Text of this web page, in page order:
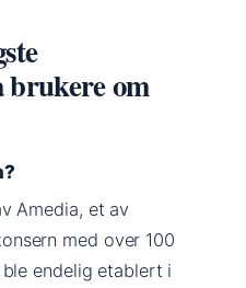
brukere om
Amedia, et av
med over 100
endelig etablert i